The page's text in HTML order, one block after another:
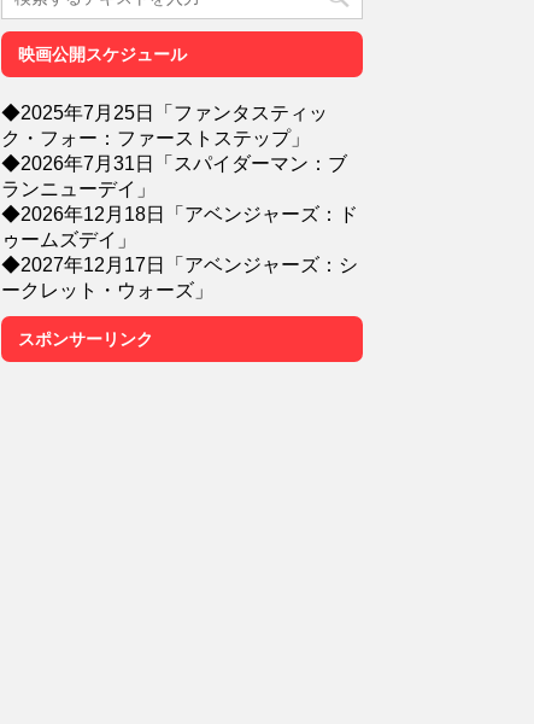
映画公開スケジュール
◆2025年7月25日「ファンタスティッ
ク・フォー：ファーストステップ」
◆2026年7月31日「スパイダーマン：ブ
ランニューデイ」
◆2026年12月18日「アベンジャーズ：ド
ゥームズデイ」
◆2027年12月17日「アベンジャーズ：シ
ークレット・ウォーズ」
スポンサーリンク